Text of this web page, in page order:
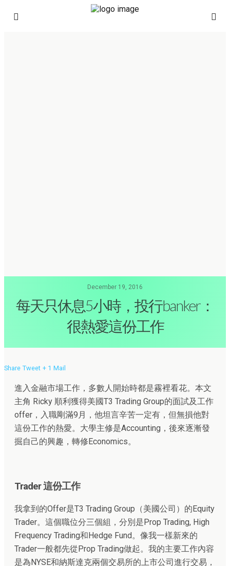
December 19, 2016
每天只休息5小時，投行banker：
很熱愛這份工作
Share Tweet + 1 Mail
進入金融市場工作，多數人開始時都是霧裡看花。本文
主角 Ricky 順利獲得美國T3 Trading Group的面試及工作
offer，入職剛滿9月，他坦言辛苦一定有，但無損他對
這份工作的熱愛。大學主修是Accounting，後來逐漸發
掘自己的興趣，轉修Economics。
Trader 這份工作
我拿到的Offer是T3 Trading Group（美國公司）的Equity
Trader。這個職位分三個組，分別是Prop Trading, High
Frequency Trading和Hedge Fund。像我一樣新來的
Trader一般都先從Prop Trading做起。我的主要工作內容
是為NYSE和納斯達克兩個交易所的上市公司進行交易，